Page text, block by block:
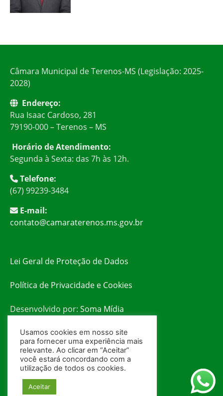
Câmara Municipal de Terenos-MS (Legislação: 2025-
2028)
Endereço:
Rua Isaac Cardoso, 281
79190-000 – Terenos – MS
Horário de Atendimento:
Segunda à Sexta: das 7h às 12h.
Telefone:
(67) 99239-3484
E-mail:
contato@camaraterenos.ms.gov.br
Lei Geral de Proteção de Dados
Política de Privacidade e Cookies
Desenvolvido por: Soma Mídia
Usamos cookies em nosso site
para fornecer uma experiência mais
relevante. Ao clicar em “Aceitar”
você estará concordando com a
utilização de todos os cookies.
Aceitar